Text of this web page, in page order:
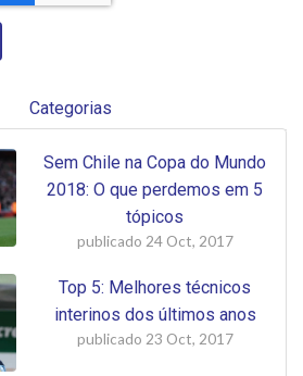
Categorias
Sem Chile na Copa do Mundo
2018: O que perdemos em 5
tópicos
publicado 24 Oct, 2017
Top 5: Melhores técnicos
interinos dos últimos anos
publicado 23 Oct, 2017